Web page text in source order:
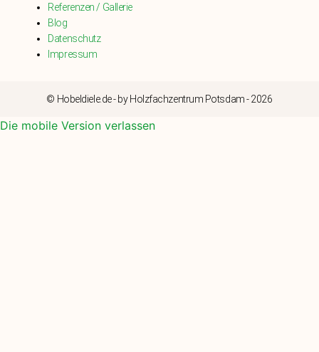
Referenzen / Gallerie
Blog
Datenschutz
Impressum
© Hobeldiele.de - by Holzfachzentrum Potsdam - 2026
Die mobile Version verlassen